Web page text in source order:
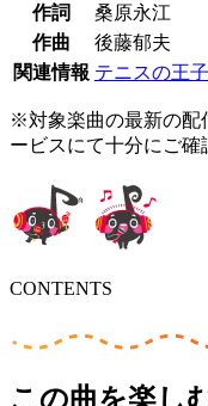
作詞
桑原永江
作曲
後藤郁夫
関連情報 テニスの王
※対象楽曲の最新の配
ービスにて十分にご確
CONTENTS
この曲を楽し